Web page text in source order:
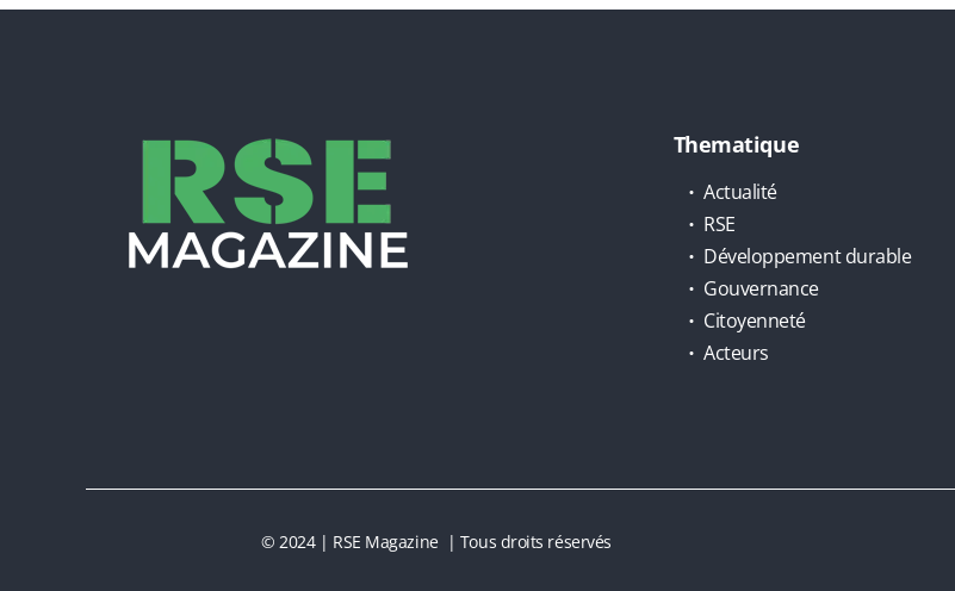
Thematique
Actualité
RSE
Développement durable
Gouvernance
Citoyenneté
Acteurs
© 2024 | RSE Magazine | Tous droits réservés